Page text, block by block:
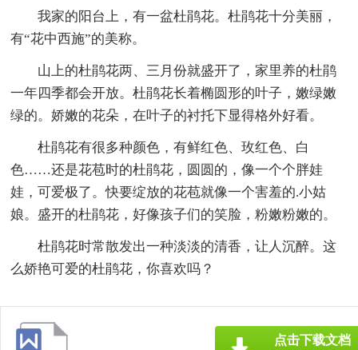
我家的阳台上，有一盆杜鹃花。杜鹃花十分美丽，
有“花中西施”的美称。
山上的杜鹃花两、三月份就盛开了，家里养的杜鹃
一年四季都会开放。杜鹃花长着椭圆形的叶子，嫩绿嫩
绿的。娇嫩的花朵，在叶子的衬托下显得格外好看。
杜鹃花有很多种颜色，有鲜红色、玫红色、白
色……还是花苞时的杜鹃花，圆圆的，像一个个胖娃
娃，可爱极了。快要绽放的花苞就像一个害羞的.小姑
娘。盛开的杜鹃花，好像孩子们的笑脸，粉嫩粉嫩的。
杜鹃花时常散发出一种淡淡的清香，让人沉醉。这
么娇艳可爱的杜鹃花，你喜欢吗？
点击下载文档